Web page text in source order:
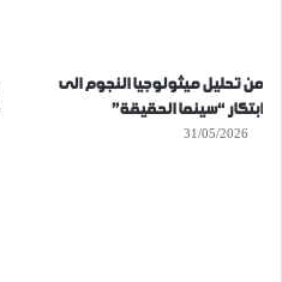
من تحليل ميثولوجيا النجوم الى
ابتكار “سينما الحقيقة”
31/05/2026